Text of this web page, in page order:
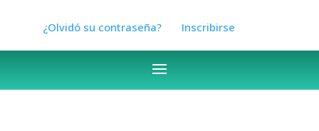
¿Olvidó su contraseña? Inscribirse